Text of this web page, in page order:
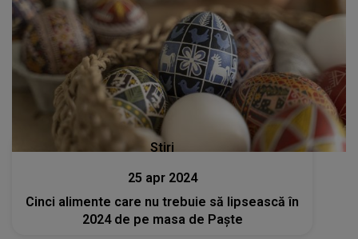
Stiri
25 apr 2024
Cinci alimente care nu trebuie să lipsească în
2024 de pe masa de Paște